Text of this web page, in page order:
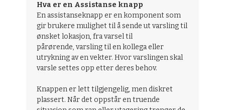
Hva er en Assistanse knapp
En assistanseknapp er en komponent som
gir brukere mulighet til å sende ut varsling til
ønsket lokasjon, fra varsel til
pårørende, varsling til en kollega eller
utrykning av en vekter. Hvor varslingen skal
varsle settes opp etter deres behov.
Knappen er lett tilgjengelig, men diskret
plassert. Når det oppstår en truende